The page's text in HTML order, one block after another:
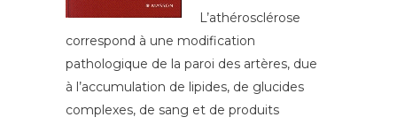
L’athérosclérose
correspond à une modification
pathologique de la paroi des artères, due
à l’accumulation de lipides, de glucides
complexes, de sang et de produits